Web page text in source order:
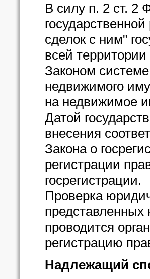
В силу п. 2 ст. 2
сделок с ним"
всей
Законом
недвижимого
на недвижимое
Датой
внесения
Закона о
регистрации
госрегистрации.
Проверка
представленных
проводится
регистрацию
Надлежащий